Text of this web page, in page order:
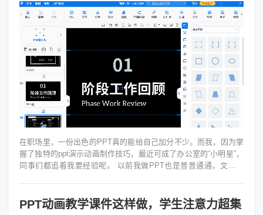
在职场里，一份出色的PPT真的能给自己加分不少。而我，因为掌
握了独特的ppt演示动画制作技巧，最近可成了办公室的“小明星”，
同事们都追着我要经验呢。 以前我做PPT也是普普通通，文字罗
PPT动画教学课件这样做，学生注意力超集